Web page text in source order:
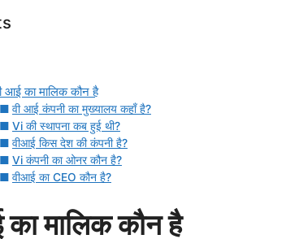
आई का मालिक कौन है
वी आई कंपनी का मुख्यालय कहाँ है?
Vi की स्थापना कब हुई थी?
वीआई किस देश की कंपनी है?
Vi कंपनी का ओनर कौन है?
वीआई का CEO कौन है?
का मालिक कौन है